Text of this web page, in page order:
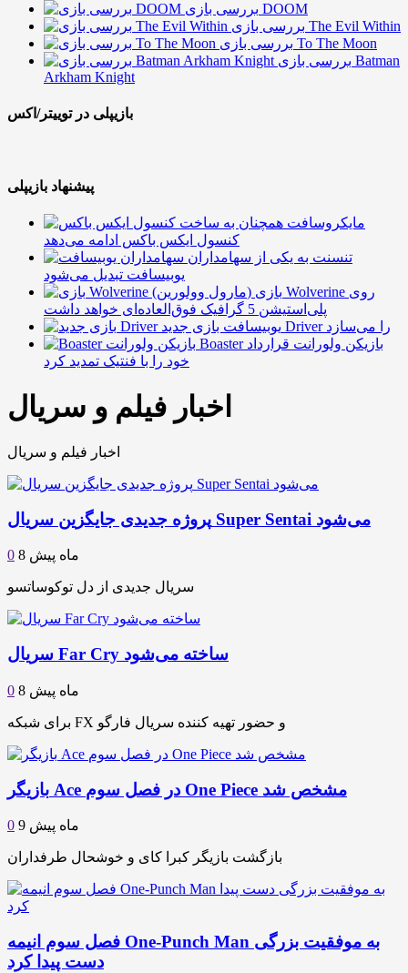
بررسی بازی DOOM
بررسی بازی The Evil Within
بررسی بازی To The Moon
بررسی بازی Batman
Arkham Knight
بازیپلی در توییتر/اکس
پیشنهاد بازیپلی
مایکروسافت همچنان به ساخت
کنسول ایکس باکس ادامه می‌دهد
تنسنت به یکی از سهامداران
یوبیسافت تبدیل می‌شود
بازی Wolverine روی
پلی‌استیشن 5 گرافیک فوق‌العاده‌ای خواهد داشت
یوبیسافت بازی جدید Driver را می‌سازد
Boaster بازیکن ولورانت قرارداد
خود را با فنتیک تمدید کرد
اخبار فیلم و سریال
اخبار فیلم و سریال
پروژه جدیدی جایگزین سریال Super Sentai می‌شود
0 8 ماه پیش
سریال جدیدی از دل توکوساتسو
سریال Far Cry ساخته می‌شود
0 8 ماه پیش
برای شبکه FX و حضور تهیه کننده سریال فارگو
بازیگر Ace در فصل سوم One Piece مشخص شد
0 9 ماه پیش
بازگشت بازیگر کبرا کای و خوشحال طرفداران
فصل سوم انیمه One-Punch Man به موفقیت بزرگی
دست پیدا کرد